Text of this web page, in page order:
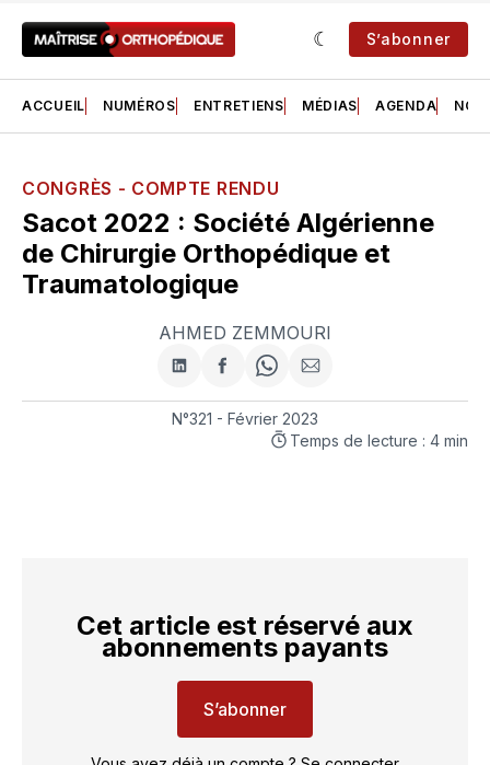
S’abonner
ACCUEIL NUMÉROS ENTRETIENS MÉDIAS AGENDA NOS
CONGRÈS - COMPTE RENDU
Sacot 2022 : Société Algérienne
de Chirurgie Orthopédique et
Traumatologique
AHMED ZEMMOURI
Partager
sur
LinkedIn
Partager
sur
Facebook
Share
on
WhatsApp
Partager
par
courriel
N°321 - Février 2023
Temps de lecture : 4 min
Cet article est réservé aux
abonnements payants
S’abonner